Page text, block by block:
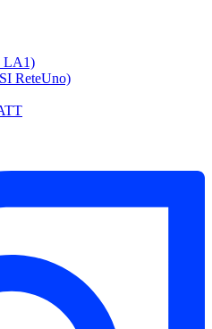
LA1)
ReteUno)